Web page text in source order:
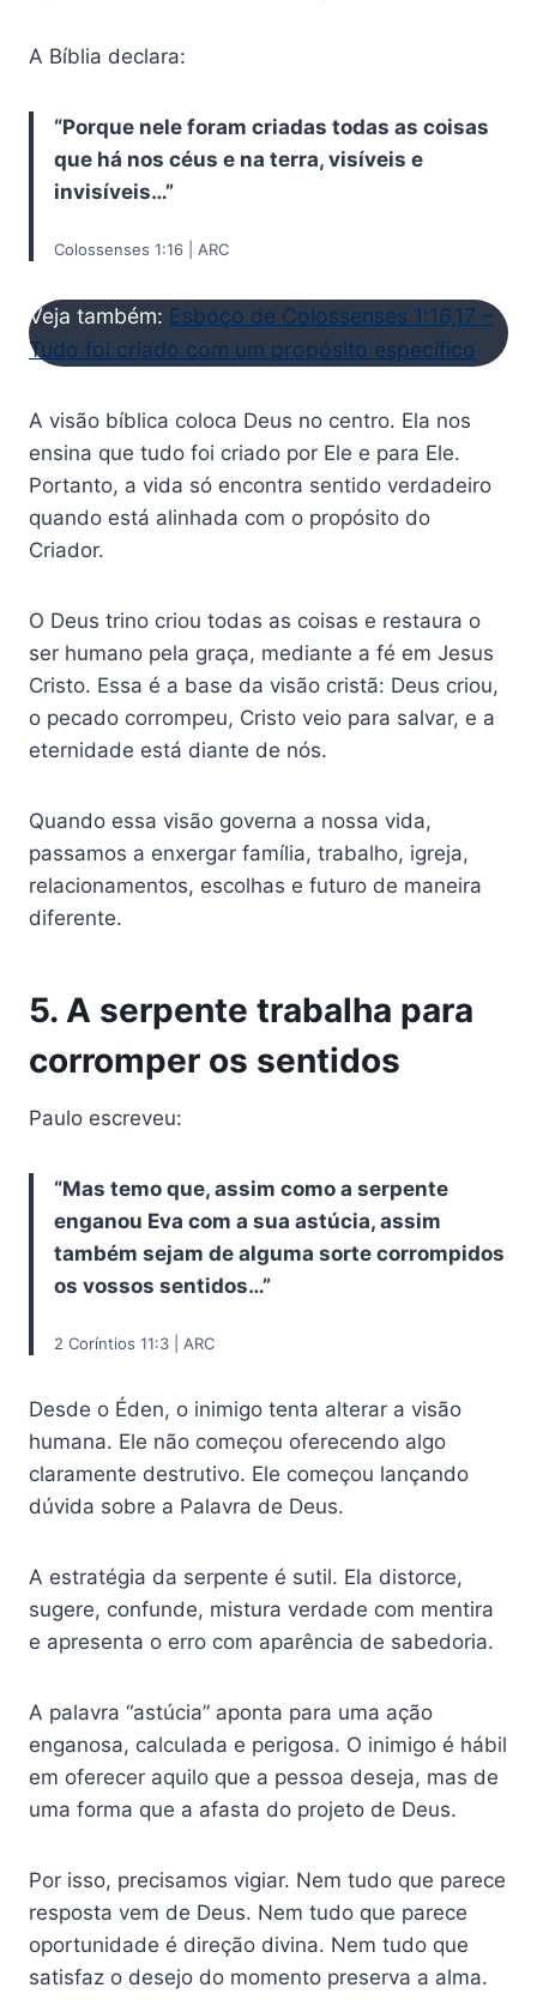
A Bíblia declara:
“Porque nele foram criadas todas as coisas
que há nos céus e na terra, visíveis e
invisíveis…”
Colossenses 1:16 | ARC
Veja também: Esboço de Colossenses 1:16,17 –
Tudo foi criado com um propósito específico
A visão bíblica coloca Deus no centro. Ela nos
ensina que tudo foi criado por Ele e para Ele.
Portanto, a vida só encontra sentido verdadeiro
quando está alinhada com o propósito do
Criador.
O Deus trino criou todas as coisas e restaura o
ser humano pela graça, mediante a fé em Jesus
Cristo. Essa é a base da visão cristã: Deus criou,
o pecado corrompeu, Cristo veio para salvar, e a
eternidade está diante de nós.
Quando essa visão governa a nossa vida,
passamos a enxergar família, trabalho, igreja,
relacionamentos, escolhas e futuro de maneira
diferente.
5. A serpente trabalha para
corromper os sentidos
Paulo escreveu:
“Mas temo que, assim como a serpente
enganou Eva com a sua astúcia, assim
também sejam de alguma sorte corrompidos
os vossos sentidos…”
2 Coríntios 11:3 | ARC
Desde o Éden, o inimigo tenta alterar a visão
humana. Ele não começou oferecendo algo
claramente destrutivo. Ele começou lançando
dúvida sobre a Palavra de Deus.
A estratégia da serpente é sutil. Ela distorce,
sugere, confunde, mistura verdade com mentira
e apresenta o erro com aparência de sabedoria.
A palavra “astúcia” aponta para uma ação
enganosa, calculada e perigosa. O inimigo é hábil
em oferecer aquilo que a pessoa deseja, mas de
uma forma que a afasta do projeto de Deus.
Por isso, precisamos vigiar. Nem tudo que parece
resposta vem de Deus. Nem tudo que parece
oportunidade é direção divina. Nem tudo que
satisfaz o desejo do momento preserva a alma.